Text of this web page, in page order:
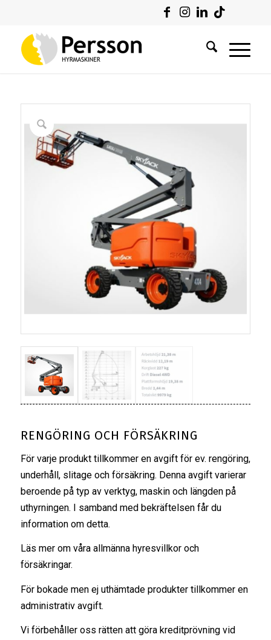
RENGÖRING OCH FÖRSÄKRING
För varje produkt tillkommer en avgift för ev. rengöring,
underhåll, slitage och försäkring. Denna avgift varierar
beroende på typ av verktyg, maskin och längden på
uthyrningen. I samband med bekräftelsen får du
information om detta.
Läs mer om våra allmänna hyresvillkoroch
försäkringar.
För bokade men ej uthämtade produkter tillkommer en
administrativ avgift.
Vi förbehåller oss rätten att göra kreditprövning vid